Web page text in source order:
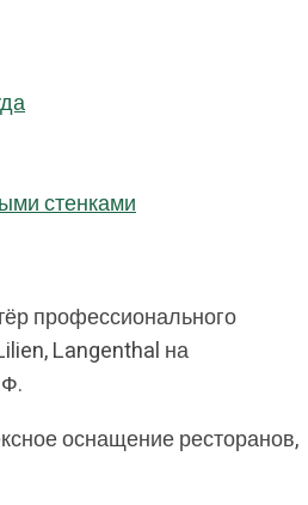
стенками
профессионального
Langenthal на
оснащение ресторанов,